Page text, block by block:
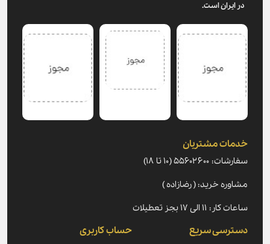
در ایران است.
خدمات مشتریان
سفارشات: ۵۵۶۰۲۶۰۰ (۱۰ تا ۱۸)
مشاوره خرید: ( رضازاده )
ساعات کار: ۱۱ الی ۱۷ بجز تعطیلات
دسترسی سریع حساب کاربری